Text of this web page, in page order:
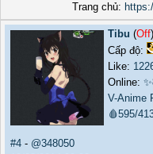
Trang chủ:
Tibu (Off
Cấp độ:
Like:
Online:
V-Anime
🩸595/
#4 - @348050